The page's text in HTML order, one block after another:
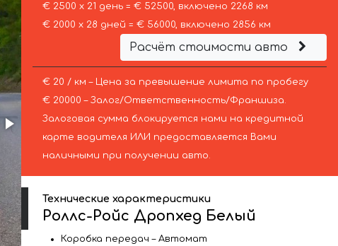
€ 2500 х 21 день = € 52500, включено 2268 км
€ 2000 х 28 дней = € 56000, включено 2856 км
Расчёт стоимости авто
€ 20 / км – Цена за превышение лимита по пробегу
€ 20000 – Залог/Ответственность/Франшиза.
Залоговая сумма блокируется нами на кредитной
карте водителя ИЛИ предоставляется Вами
наличными при получении авто.
Технические характеристики
Роллс-Ройс Дропхед Белый
Коробка передач – Автомат